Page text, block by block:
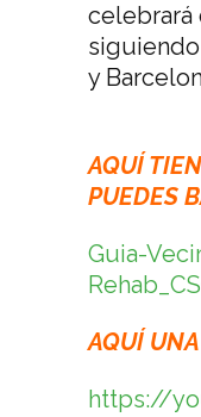
celebrará
y
AQUÍ
PUEDES
Guia-
AQUÍ
https://